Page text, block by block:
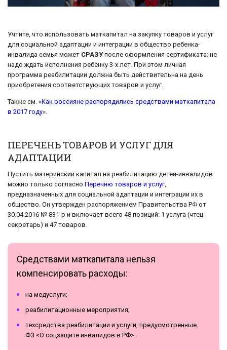
Учтите, что использовать маткапитал на закупку товаров и услуг
для социальной адаптации и интеграции в общество ребенка-
инвалида семья может СРАЗУ после оформления сертификата: не
надо ждать исполнения ребенку 3-х лет. При этом личная
программа реабилитации должна быть действительна на день
приобретения соответствующих товаров и услуг.
Также см. «Как россияне распорядились средствами маткапитала
в 2017 году».
ПЕРЕЧЕНЬ ТОВАРОВ И УСЛУГ ДЛЯ
АДАПТАЦИИ
Пустить материнский капитал на реабилитацию детей-инвалидов
можно только согласно Перечню товаров и услуг,
предназначенных для социальной адаптации и интеграции их в
общество. Он утвержден распоряжением Правительства РФ от
30.04.2016 № 831-р и включает всего 48 позиций: 1 услуга (чтец-
секретарь) и 47 товаров.
Средствами маткапитала нельзя
компенсировать расходы:
на медуслуги;
реабилитационные мероприятия;
техсредства реабилитации и услуги, предусмотренные
ФЗ <О соцзащите инвалидов в РФ>.